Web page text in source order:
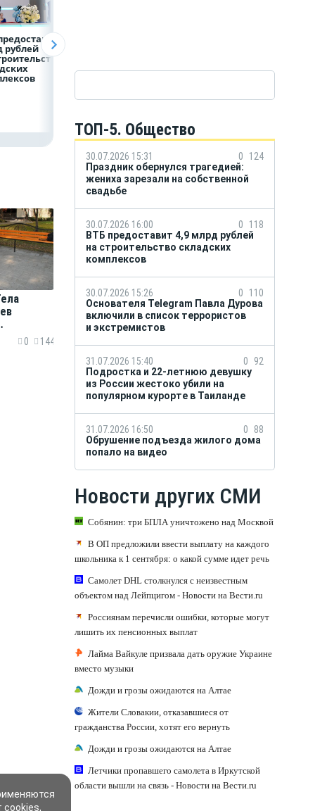
4,9
рублей
шесть раз
0 144
ТОП-5. Общество
30.07.2026 15:31 0
124
Праздник обернулся трагедией:
жениха зарезали на собственной
свадьбе
30.07.2026 16:00 0
118
ВТБ предоставит 4,9 млрд рублей
на строительство складских
комплексов
30.07.2026 15:26 0
110
Основателя Telegram Павла Дурова
включили в список террористов
и экстремистов
31.07.2026 15:40 0
92
Подростка и 22-летнюю девушку
из России жестоко убили на
популярном курорте в Таиланде
31.07.2026 16:50 0
88
Обрушение подъезда жилого дома
попало на видео
Новости других СМИ
Собянин: три БПЛА уничтожено над Москвой
В ОП предложили ввести выплату на каждого
школьника к 1 сентября: о какой сумме идет речь
Самолет DHL столкнулся с неизвестным
объектом над Лейпцигом - Новости на Вести.ru
Россиянам перечисли ошибки, которые могут
лишить их пенсионных выплат
Лайма Вайкуле призвала дать оружие Украине
вместо музыки
Дожди и грозы ожидаются на Алтае
Жители Словакии, отказавшиеся от
гражданства России, хотят его вернуть
Дожди и грозы ожидаются на Алтае
Летчики пропавшего самолета в Иркутской
области вышли на связь - Новости на Вести.ru
cookies,